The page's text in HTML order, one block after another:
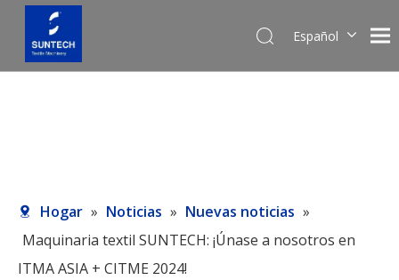
Español
Hogar » Noticias » Nuevas noticias »
Maquinaria textil SUNTECH: ¡Únase a nosotros en
ITMA ASIA + CITME 2024!